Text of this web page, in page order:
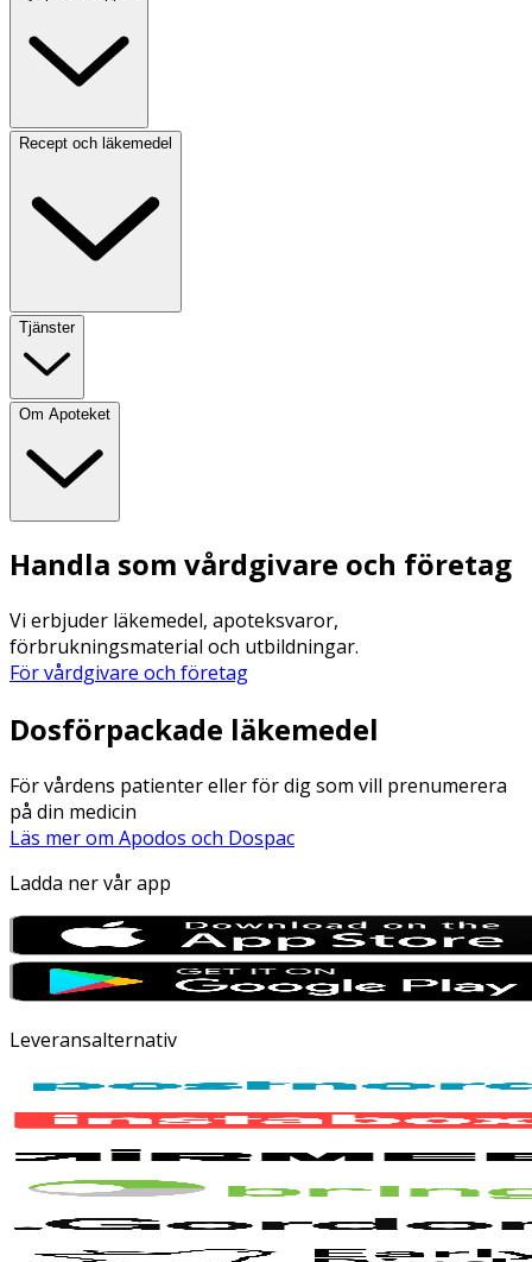
Recept och läkemedel
Tjänster
Om Apoteket
Handla som vårdgivare och företag
Vi erbjuder läkemedel, apoteksvaror,
förbrukningsmaterial och utbildningar.
För vårdgivare och företag
Dosförpackade läkemedel
För vårdens patienter eller för dig som vill prenumerera
på din medicin
Läs mer om Apodos och Dospac
Ladda ner vår app
Leveransalternativ